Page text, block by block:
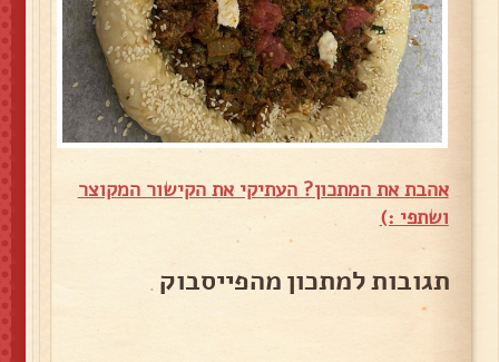
אהבת את המתכון? העתיקי את הקישור המקוצר
ושתפי :)
תגובות למתכון מהפייסבוק